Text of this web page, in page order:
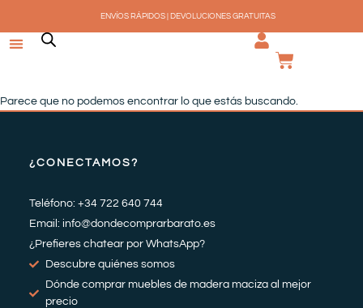
contenido
ENVÍOS RÁPIDOS | DEVOLUCIONES GRATUITAS
Parece que no podemos encontrar lo que estás buscando.
¿CONECTAMOS?
Teléfono: +34 722 640 744
Email: info@dondecomprarbarato.es
¿Prefieres chatear por WhatsApp?
Descubre quiénes somos
Dónde comprar muebles de madera maciza al mejor
precio